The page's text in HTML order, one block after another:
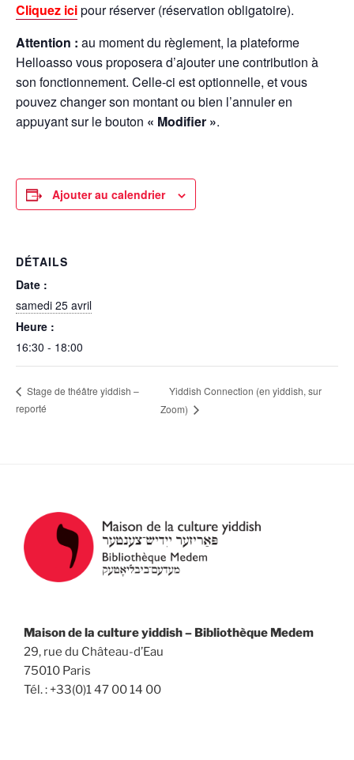
Cliquez icipour réserver (réservation obligatoire).
Attention : au moment du règlement, la plateforme
Helloasso vous proposera d’ajouter une contribution à
son fonctionnement. Celle-ci est optionnelle, et vous
pouvez changer son montant ou bien l’annuler en
appuyant sur le bouton « Modifier ».
Ajouter au calendrier
DÉTAILS
Date :
samedi 25 avril
Heure :
16:30 - 18:00
Stage de théâtre yiddish –
reporté
Yiddish Connection (en yiddish, sur
Zoom)
Maison de la culture yiddish – Bibliothèque Medem
29, rue du Château-d’Eau
75010 Paris
Tél. : +33(0)1 47 00 14 00